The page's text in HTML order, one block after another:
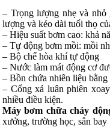
– Trọng lượng nhẹ và
lượng và kéo dài tuổi thọ
– Hiệu suất bơm cao: khả
– Tự động bơm mồi: mồi
– Bộ chế hòa khí tự động
– Nước làm mát động cơ
– Bồn chứa nhiên liệu
– Cổng xả luân phiên
nhiều điều kiện.
Máy bơm chữa cháy
xưởng, trường học, sân